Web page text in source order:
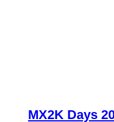
MX2K Days